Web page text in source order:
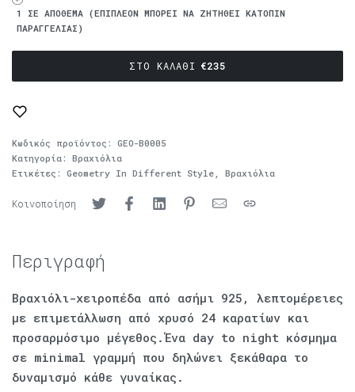
1 ΣΕ ΑΠΌΘΕΜΑ (ΕΠΙΠΛΈΟΝ ΜΠΟΡΕΊ ΝΑ ΖΗΤΗΘΕΊ ΚΑΤΌΠΙΝ
ΠΑΡΑΓΓΕΛΊΑΣ)
€235
ΣΤΟ ΚΑΛΆΘΙ
Κωδικός προϊόντος: GEO-B0005
Κατηγορία: Βραχιόλια
Ετικέτες: Geometry In Different Style Βραχιόλια
Κοινοποίηση
Περιγραφή
Βραχιόλι-χειροπέδα από ασήμι 925, λεπτομέρειες
με επιμετάλλωση από χρυσό 24 καρατίων και
προσαρμόσιμο μέγεθος.Ένα day to night κόσμημα
σε minimal γραμμή που δηλώνει ξεκάθαρα το
δυναμισμό κάθε γυναίκας.